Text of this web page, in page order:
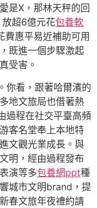
是X，那林天秤的回
超6億元花包養軟
費惠平易近補助可用
既進一個步驟激起
受害。
你看，跟著哈爾濱的
地文旅局也借著熱
過程在社交平臺高頻
客名堂奉上本地特
文觀光業成長。與
明，經由過程發布
演等多包養網ppt種
城市文明brand，提
春文旅年夜禮約請